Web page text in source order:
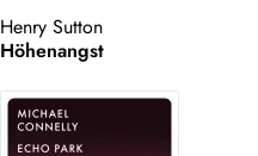
Henry Sutton
Höhenangst